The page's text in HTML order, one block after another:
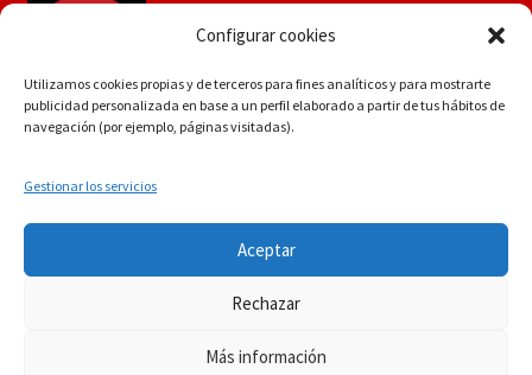
Configurar cookies
Utilizamos cookies propias y de terceros para fines analíticos y para mostrarte
publicidad personalizada en base a un perfil elaborado a partir de tus hábitos de
navegación (por ejemplo, páginas visitadas).
Gestionar los servicios
Aceptar
Rechazar
Más información
Si tiene dudas consúltenos a
info.martinflores@gmail.com , mensaje de whatsapp
644352942 o en el 954271687
POLÍTICA DE PRIVACIDAD
Construido con